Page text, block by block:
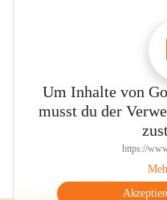
Um Inhalte von
musst du der
https://